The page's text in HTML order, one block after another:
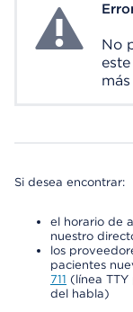
System Error
No
Si desea encontrar:
el horario de
nuestro
los
pacientes
711 (línea
del habla)